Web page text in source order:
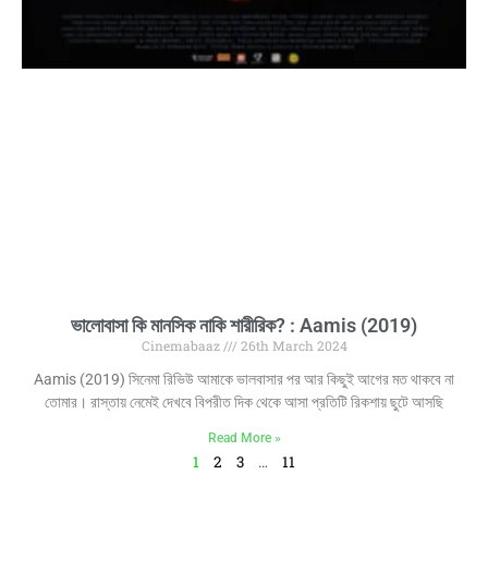
ভালোবাসা কি মানসিক নাকি শারীরিক? : Aamis (2019)
Cinemabaaz
26th March 2024
Aamis (2019) সিনেমা রিভিউ আমাকে ভালবাসার পর আর কিছুই আগের মত থাকবে না
তোমার। রাস্তায় নেমেই দেখবে বিপরীত দিক থেকে আসা প্রতিটি রিকশায় ছুটে আসছি
Read More »
1 2 3 … 11